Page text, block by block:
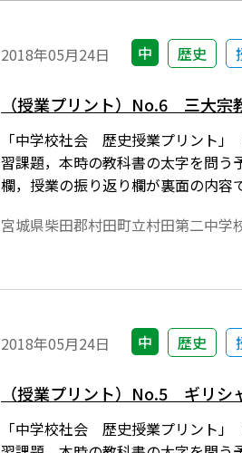
2018年05月24日 中 歴史
（授業プリント）No.6 三大宗
「中学校社会 歴史授業プリント」
習課題，本時の教科書の太字を問う
欄，授業の振り返り欄が裏面の内容
宮城県柴田郡村田町立村田第二中
2018年05月24日 中 歴史
（授業プリント）No.5 ギリシ
「中学校社会 歴史授業プリント」